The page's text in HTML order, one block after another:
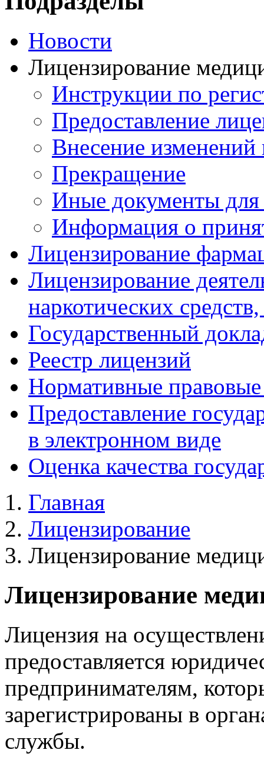
Новости
Лицензирование
Инструкции по
Предоставление
Внесение изменений
Прекращение
Иные документы для
Информация о
Лицензирование
Лицензирование
наркотических
Государственный
Реестр лицензий
Нормативные
Предоставление
в электронном виде
Оценка качества
Главная
Лицензирование
Лицензирование
Лицензирование
Лицензия на
предоставляется
предпринимателям,
зарегистрированы в
службы.